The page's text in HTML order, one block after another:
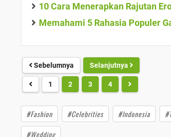
10 Cara Menerapkan Rajutan
Memahami 5 Rahasia Populer
Sebelumnya Selanjutnya
1 2 3 4
#Fashion #Celebrities #Indonesia
#Wedding